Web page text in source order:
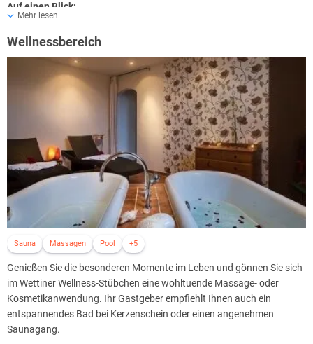
Auf einen Blick:
· 64 Doppelzimmer und Suiten
· Nichtraucherzimmer mit WC, Dusche oder Badewanne, TV, Radio
· Hotel-Restaurant „TafelSPIZZ“ & Lobby-Bar „Orangerie“
· großzügige saisonale Außen-Pools mit großer Liegefläche
· Massage-/Beautyabteilung, Dampf- und Trockensauna
· 4 Tagungs- und Banketträume für bis zu 200 Pers.
· Terrasse und Biergarten; Lift im Haus
· Bowlingbahn, Billard, Tischfußball
· Parkplätze direkt am Hotel (kostenpflichtig, 2,00€ pro PKW/Nacht)
Mehr lesen
Wellnessbereich
Sauna Massagen Pool +5
Genießen Sie die besonderen Momente im Leben und gönnen Sie sich
im Wettiner Wellness-Stübchen eine wohltuende Massage- oder
Kosmetikanwendung. Ihr Gastgeber empfiehlt Ihnen auch ein
entspannendes Bad bei Kerzenschein oder einen angenehmen
Saunagang.